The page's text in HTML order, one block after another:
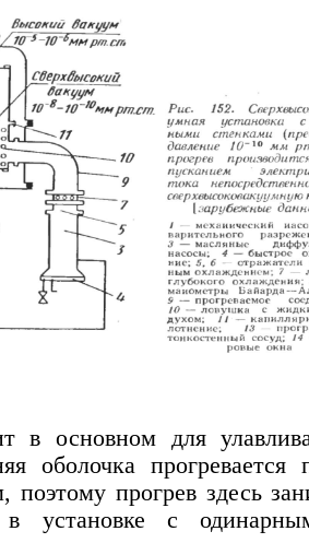
в основном для
оболочка прогревается
поэтому прогрев здесь
установке с